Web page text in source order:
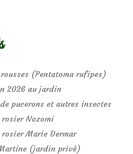
(Pentatoma rufipes)
2026 au jardin
pucerons et autres insectes
rosier Nozomi
rosier Marie Dermar
(jardin privé)